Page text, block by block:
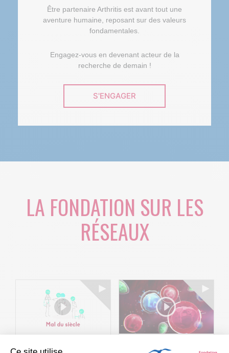
Être partenaire Arthritis est avant tout une
aventure humaine, reposant sur des valeurs
fondamentales.
Engagez-vous en devenant acteur de la
recherche de demain !
S'ENGAGER
LA FONDATION SUR LES
RÉSEAUX